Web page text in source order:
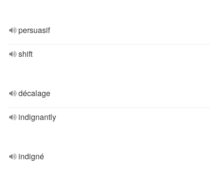
persuasif
shift
décalage
indignantly
indigné